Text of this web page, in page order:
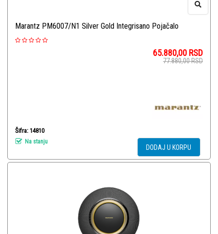
Marantz PM6007/N1 Silver Gold Integrisano Pojačalo
65.880,00 RSD
77.880,00RSD
Šifra: 14810
Na stanju
DODAJ U KORPU